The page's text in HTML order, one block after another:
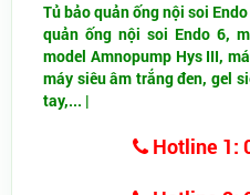
Tủ bảo quản ống nội soi
quản ống nội soi Endo 6,
model Amnopump Hys III,
máy siêu âm trắng đen, gel
tay,... |
Hotline 1: